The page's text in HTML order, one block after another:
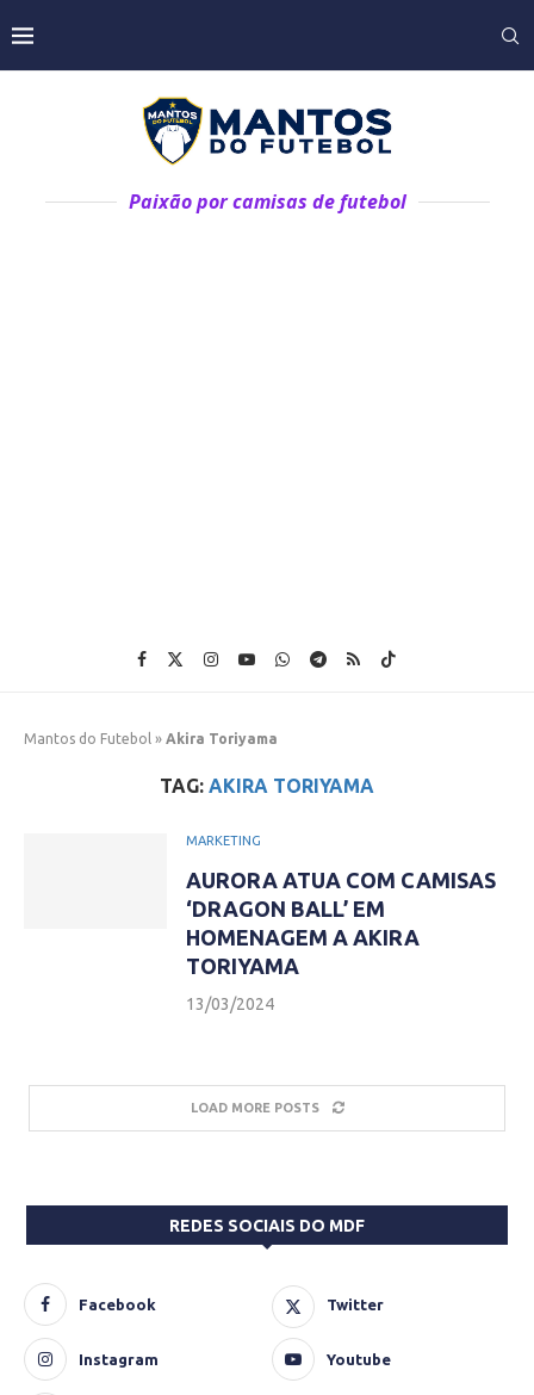
Paixão por camisas de futebol
Mantos do Futebol » Akira Toriyama
TAG: AKIRA TORIYAMA
MARKETING
AURORA ATUA COM CAMISAS
‘DRAGON BALL’ EM
HOMENAGEM A AKIRA
TORIYAMA
13/03/2024
LOAD MORE POSTS
REDES SOCIAIS DO MDF
Facebook Twitter
Instagram Youtube